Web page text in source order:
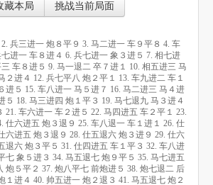
藏本局 挑战当前局面
兵三进一 炮８平９ 3. 马二进一 车９平８ 4. 车
进一 车８进４ 6. 兵七进一 象３进５ 7. 相七进
车８进５ 9. 马一退二 卒７进１ 10. 相五进三 马
２进４ 12. 兵七平八 炮２平１ 13. 车九进二 车１
进５ 15. 车八进一 马５进７ 16. 马二进三 马４进
５ 18. 马三进四 炮１平３ 19. 马七退九 马３进４
21. 车六进一 车２进５ 22. 马四进五 车２平１ 23.
仕六进五 炮３退９ 25. 车八退一 车１进１ 26. 仕
六进五 炮３退９ 28. 仕五退六 炮３进９ 29. 仕六
退六 炮３平５ 31. 仕四进五 车１平３ 32. 车八进
七 象５进３ 34. 马五退七 炮９平５ 35. 马七进五
炮５平２ 37. 炮八平七 前炮进５ 38. 炮七退二 后
１进４ 40. 帅五进一 炮２退３ 41. 马五退七 炮２